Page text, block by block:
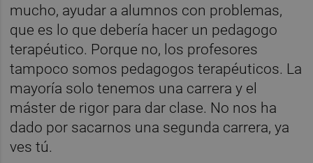
mucho, ayudar a alumnos con problemas,
que es lo que debería hacer un pedagogo
terapéutico. Porque no, los profesores
tampoco somos pedagogos terapéuticos. La
mayoría solo tenemos una carrera y el
máster de rigor para dar clase. No nos ha
dado por sacarnos una segunda carrera, ya
ves tú.